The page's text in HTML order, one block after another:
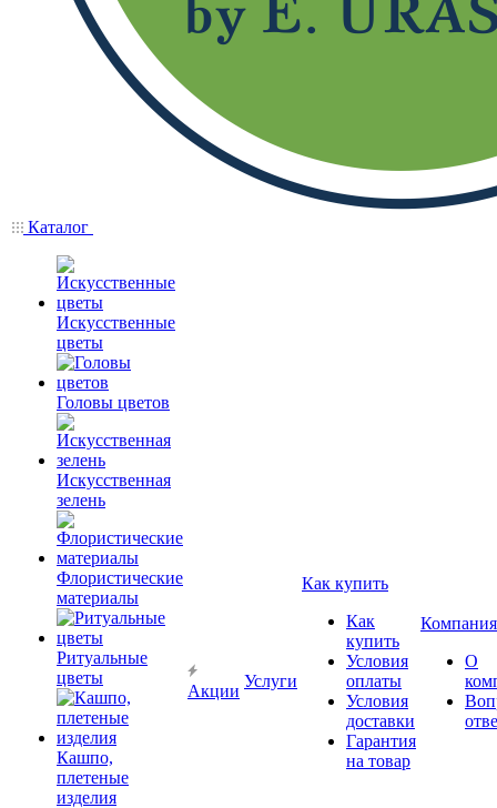
Каталог
Искусственные
цветы
Головы цветов
Искусственная
зелень
Флористические
материалы
Ритуальные
цветы
Кашпо,
плетеные
изделия
Акции
Услуги
Как купить
Как
купить
Условия
оплаты
Условия
доставки
Гарантия
на товар
Компания
О